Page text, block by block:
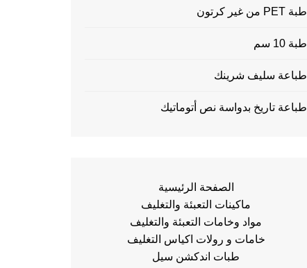
طبة PET من غير كرتون
طبة 10 سم
طباعة سليف شرينك
طباعة تاريخ بدواسة نص أتوماتيك
الصفحة الرئيسية
ماكينات التعبئة والتغليف
مواد وخامات التعبئة والتغليف
خامات و رولات اكياس التغليف
طبات اندكشن سيل